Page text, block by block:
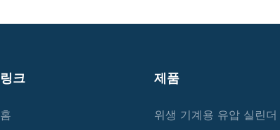
링크
홈
제품
위생 기계용 유압 실린더